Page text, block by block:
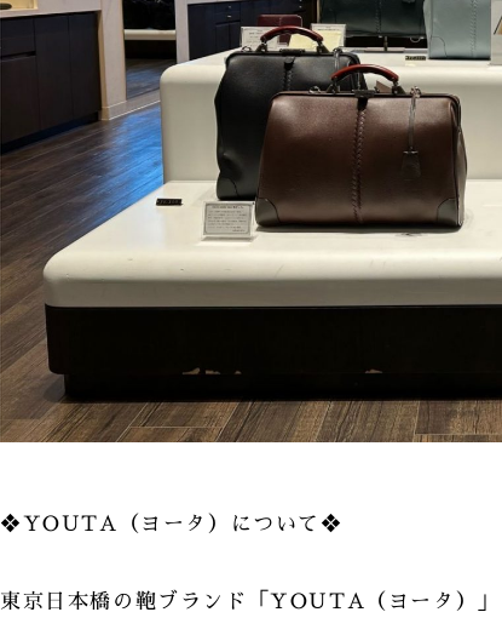
❖YOUTA（ヨータ）について❖
東京日本橋の鞄ブランド「YOUTA（ヨータ）